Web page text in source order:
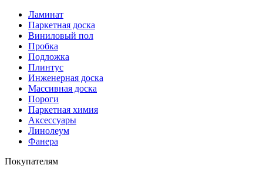
Ламинат
Паркетная доска
Виниловый пол
Пробка
Подложка
Плинтус
Инженерная доска
Массивная доска
Пороги
Паркетная химия
Аксессуары
Линолеум
Фанера
Покупателям